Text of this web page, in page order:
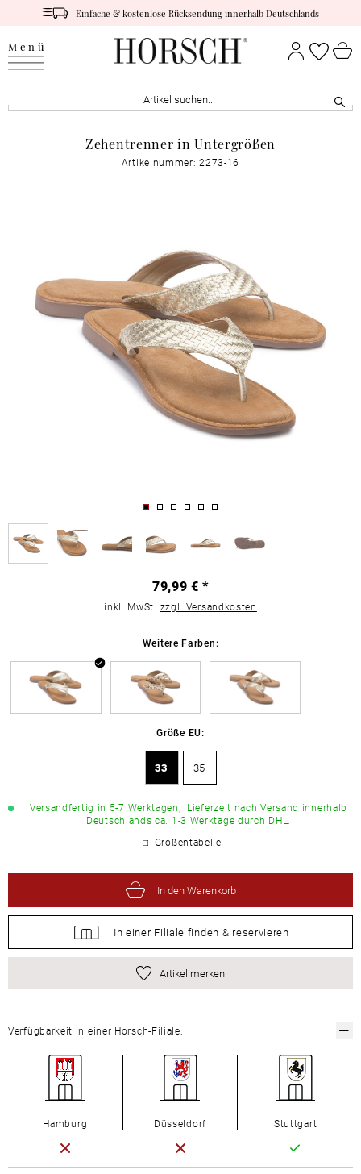
Einfache & kostenlose Rücksendung innerhalb Deutschlands
Menü
Zehentrenner in Untergrößen
Artikelnummer: 2273-16
79,99 € *
inkl. MwSt. zzgl. Versandkosten
Weitere Farben:
Größe EU:
33 35
Versandfertig in 5-7 Werktagen, Lieferzeit nach Versand innerhalb
Deutschlands ca. 1-3 Werktage durch DHL.
Größentabelle
In den Warenkorb
In einer Filiale finden & reservieren
Artikel merken
Verfügbarkeit in einer Horsch-Filiale:
Hamburg Düsseldorf Stuttgart